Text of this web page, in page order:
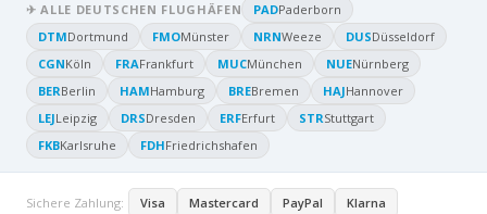
✈ ALLE DEUTSCHEN FLUGHÄFEN PADPaderborn
DTMDortmund FMOMünster NRNWeeze DUSDüsseldorf
CGNKöln FRAFrankfurt MUCMünchen NUENürnberg
BERBerlin HAMHamburg BREBremen HAJHannover
LEJLeipzig DRSDresden ERFErfurt STRStuttgart
FKBKarlsruhe FDHFriedrichshafen
Sichere Zahlung: Visa Mastercard PayPal
Klarna